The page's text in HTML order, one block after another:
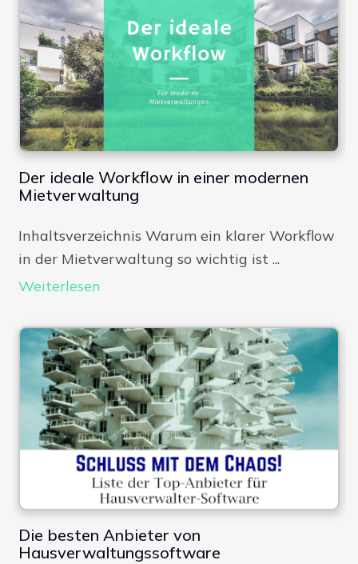
Der ideale Workflow in einer modernen
Mietverwaltung
Inhaltsverzeichnis Warum ein klarer Workflow
in der Mietverwaltung so wichtig ist ...
Weiterlesen
Die besten Anbieter von
Hausverwaltungssoftware